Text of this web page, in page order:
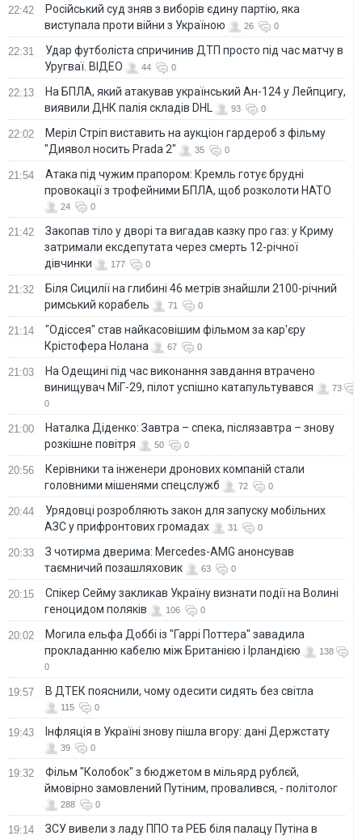
22:42
Російський суд зняв з виборів єдину партію, яка
виступала проти війни з Україною
26 0
22:31
Удар футболіста спричинив ДТП просто під час матчу в
Уругваї. ВІДЕО
44 0
22:13
На БПЛА, який атакував український Ан-124 у Лейпцигу,
виявили ДНК палія складів DHL
93 0
22:02
Меріл Стріп виставить на аукціон гардероб з фільму
"Диявол носить Prada 2"
35 0
21:54
Атака під чужим прапором: Кремль готує брудні
провокації з трофейними БПЛА, щоб розколоти НАТО
24 0
21:42
Закопав тіло у дворі та вигадав казку про газ: у Криму
затримали ексдепутата через смерть 12-річної
дівчинки
177 0
21:32
Біля Сицилії на глибині 46 метрів знайшли 2100-річний
римський корабель
71 0
21:14
"Одіссея" став найкасовішим фільмом за кар'єру
Крістофера Нолана
67 0
21:03
На Одещині під час виконання завдання втрачено
винищувач МіГ-29, пілот успішно катапультувався
73
0
21:00
Наталка Діденко: Завтра – спека, післязавтра – знову
розкішне повітря
50 0
20:56
Керівники та інженери дронових компаній стали
головними мішенями спецслужб
72 0
20:44
Урядовці розробляють закон для запуску мобільних
АЗС у прифронтових громадах
31 0
20:33
З чотирма дверима: Mercedes-AMG анонсував
таємничий позашляховик
63 0
20:15
Спікер Сейму закликав Україну визнати події на Волині
геноцидом поляків
106 0
20:02
Могила ельфа Доббі із "Гаррі Поттера" завадила
прокладанню кабелю між Британією і Ірландією
138
0
19:57 В ДТЕК пояснили, чому одесити сидять без світла
115 0
19:43 Інфляція в Україні знову пішла вгору: дані Держстату
39 0
19:32
Фільм "Колобок" з бюджетом в мільярд рублєй,
ймовірно замовлений Путіним, провалився, - політолог
288 0
19:14
ЗСУ вивели з ладу ППО та РЕБ біля палацу Путіна в